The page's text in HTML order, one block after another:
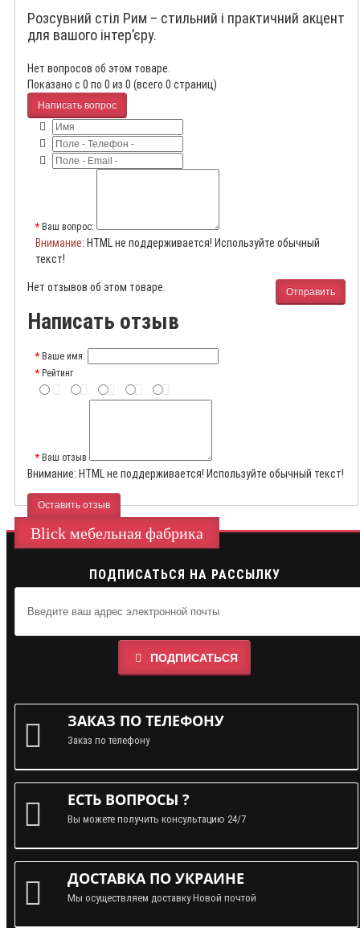
Розсувний стіл Рим – стильний і практичний акцент
для вашого інтер’єру.
Нет вопросов об этом товаре.
Показано с 0 по 0 из 0 (всего 0 страниц)
Написать вопрос
Ваш вопрос:
Внимание: HTML не поддерживается! Используйте обычный
текст!
Отправить
Нет отзывов об этом товаре.
Написать отзыв
Ваше имя:
Рейтинг
Ваш отзыв
Внимание: HTML не поддерживается! Используйте обычный текст!
Оставить отзыв
Blick мебельная фабрика
ПОДПИСАТЬСЯ НА РАССЫЛКУ
ПОДПИСАТЬСЯ
ЗАКАЗ ПО ТЕЛЕФОНУ
Заказ по телефону
ЕСТЬ ВОПРОСЫ ?
Вы можете получить консультацию 24/7
ДОСТАВКА ПО УКРАИНЕ
Мы осуществляем доставку Новой почтой